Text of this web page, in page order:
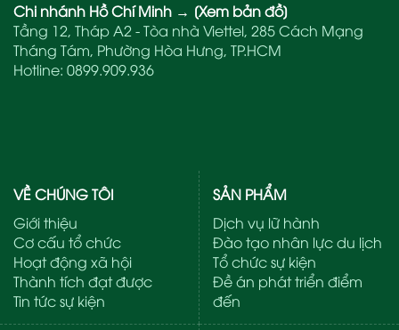
Chi nhánh Hồ Chí Minh → [Xem bản đồ]
Tầng 12, Tháp A2 - Tòa nhà Viettel, 285 Cách Mạng
Tháng Tám, Phường Hòa Hưng, TP.HCM
Hotline: 0899.909.936
VỀ CHÚNG TÔI
Giới thiệu
Cơ cấu tổ chức
Hoạt động xã hội
Thành tích đạt được
Tin tức sự kiện
SẢN PHẨM
Dịch vụ lữ hành
Đào tạo nhân lực du lịch
Tổ chức sự kiện
Đề án phát triển điểm
đến